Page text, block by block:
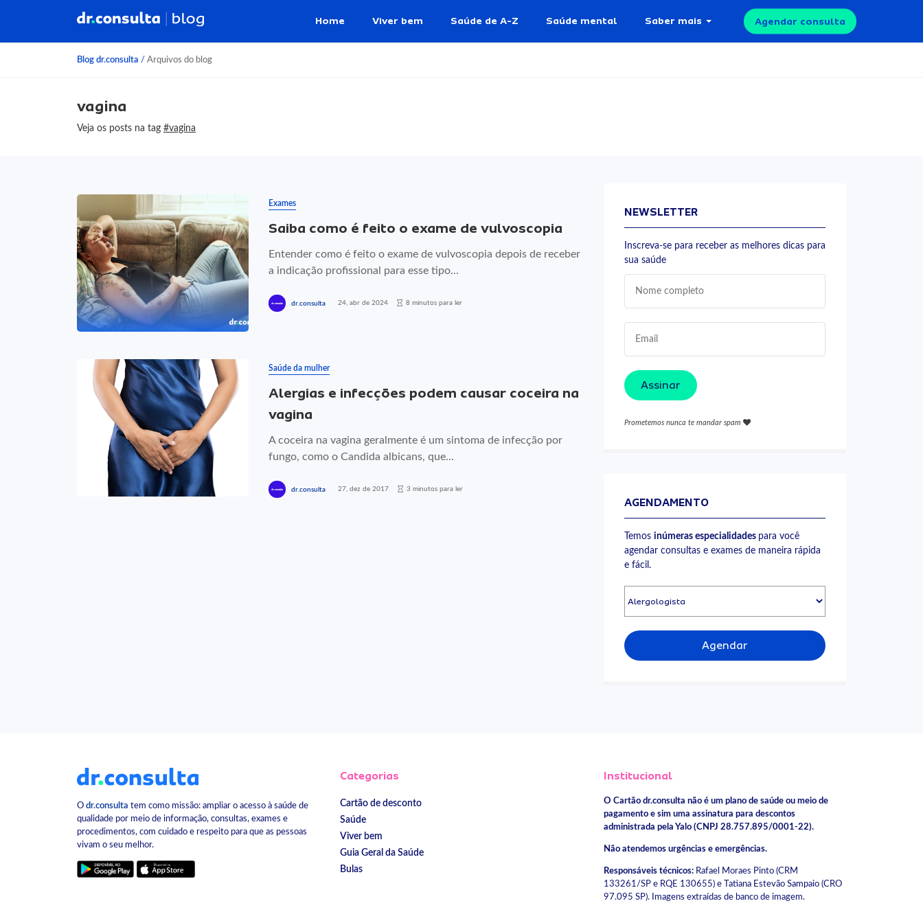
Home Viver bem Saúde de A-Z Saúde mental Saber mais Agendar consulta
Blog dr.consulta / Arquivos do blog
vagina
Veja os posts na tag #vagina
Exames
Saiba como é feito o exame de vulvoscopia
Entender como é feito o exame de vulvoscopia depois de receber
a indicação profissional para esse tipo...
dr.consulta 24, abr de 2024 8 minutos para ler
Saúde da mulher
Alergias e infecções podem causar coceira na
vagina
A coceira na vagina geralmente é um sintoma de infecção por
fungo, como o Candida albicans, que...
dr.consulta 27, dez de 2017 3 minutos para ler
NEWSLETTER
Inscreva-se para receber as melhores dicas para
sua saúde
Assinar
Prometemos nunca te mandar spam
AGENDAMENTO
Temos inúmeras especialidades para você
agendar consultas e exames de maneira rápida
e fácil.
Agendar
O dr.consulta tem como missão: ampliar o acesso à saúde de
qualidade por meio de informação, consultas, exames e
procedimentos, com cuidado e respeito para que as pessoas
vivam o seu melhor.
Categorias
Cartão de desconto
Saúde
Viver bem
Guia Geral da Saúde
Bulas
Institucional
O Cartão dr.consulta não é um plano de saúde ou meio de
pagamento e sim uma assinatura para descontos
administrada pela Yalo (CNPJ 28.757.895/0001-22).
Não atendemos urgências e emergências.
Responsáveis técnicos:Rafael Moraes Pinto (CRM
133261/SP e RQE 130655) e Tatiana Estevão Sampaio (CRO
97.095 SP). Imagens extraídas de banco de imagem.